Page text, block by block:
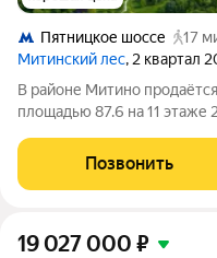
Пятницкое шоссе
17
Митинский лес, 2 квартал
В районе Митино
площадью 87.6 на 11 этаже
расположение 20 минут
«Пятницкое шоссе». 8
Позвонить
19 027 000 ₽